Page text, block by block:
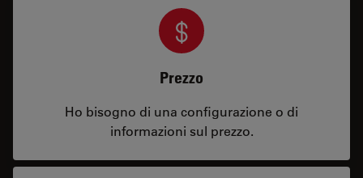
Prezzo
Ho bisogno di una configurazione o di
informazioni sul prezzo.